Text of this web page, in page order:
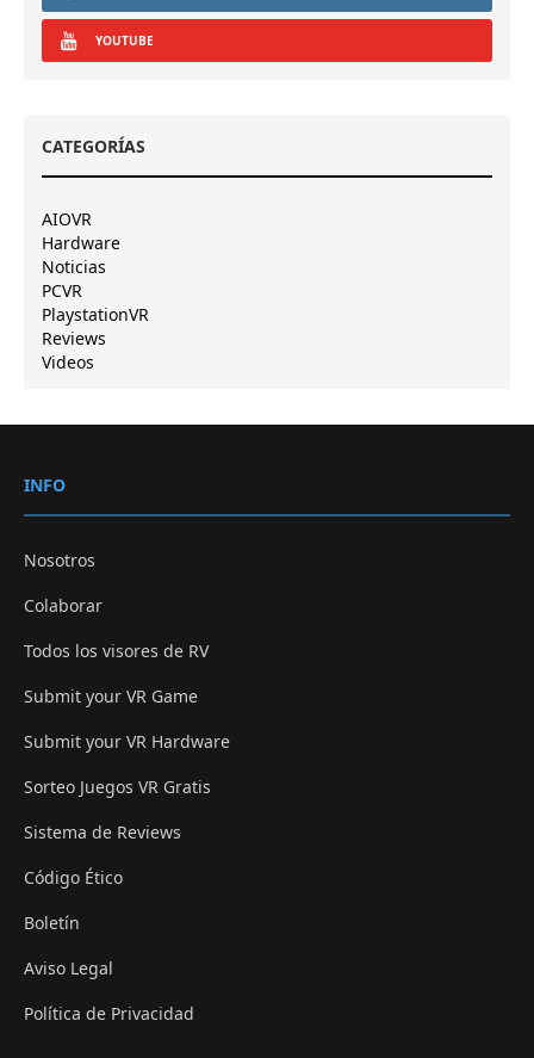
YOUTUBE
CATEGORÍAS
AIOVR
Hardware
Noticias
PCVR
PlaystationVR
Reviews
Videos
INFO
Nosotros
Colaborar
Todos los visores de RV
Submit your VR Game
Submit your VR Hardware
Sorteo Juegos VR Gratis
Sistema de Reviews
Código Ético
Boletín
Aviso Legal
Política de Privacidad